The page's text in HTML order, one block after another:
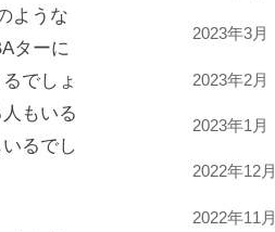
ような
ターに
でしょ
もいる
るでし
2023年3月
2023年2月
2023年1月
2022年12月
2022年11月